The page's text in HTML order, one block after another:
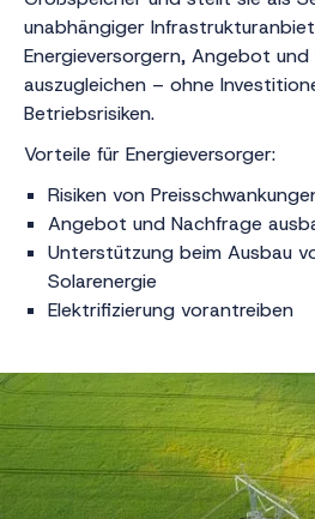
unabhängiger
Energieversorgern, Angebot
auszugleichen – ohne
Betriebsrisiken.
Vorteile für Energieversorger:
Risiken von
Angebot und Nachfrage
Unterstützung beim Ausbau
Solarenergie
Elektrifizierung vorantreiben